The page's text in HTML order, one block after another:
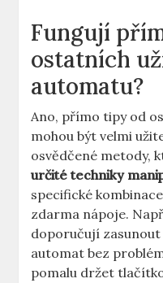
Fungují
ostatních
automatu?
Ano, přímo tipy od
mohou být velmi
osvědčené metody,
určité techniky
specifické
zdarma nápoje.
doporučují
automat bez
pomalu držet